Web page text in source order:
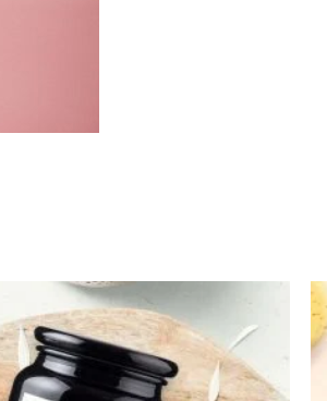
bung giọt nước thế hệ mới giúp
cấp ẩm, tái tạo vượt trội cho làn
giúp hoạt chất vỡ thành những